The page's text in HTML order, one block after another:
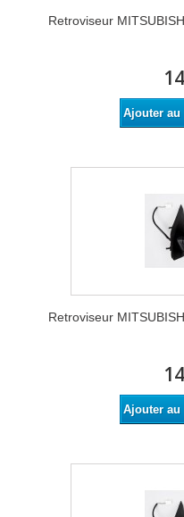
Retroviseur
Ajouter au
Retroviseur
Ajouter au